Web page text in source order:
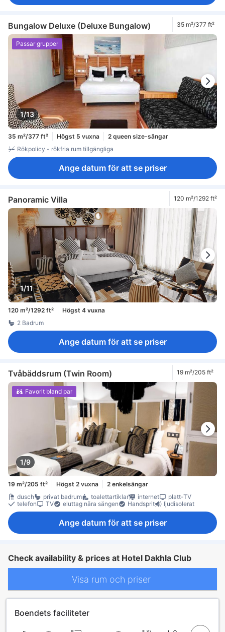
Bungalow Deluxe (Deluxe Bungalow) 35 m²/377 ft²
1/13
Passar grupper
35 m²/377 ft² Högst 5 vuxna
2 queen size-sängar
Rökpolicy - rökfria rum tillgängliga
Ange datum för att se priser
Panoramic Villa 120 m²/1292 ft²
1/11
120 m²/1292 ft²
Högst 4 vuxna
2 Badrum
Ange datum för att se priser
Tvåbäddsrum (Twin Room) 19 m²/205 ft²
1/9
Favorit bland par
19 m²/205 ft² Högst 2 vuxna
2 enkelsängar
dusch
privat badrum toalettartiklar internet
platt-TV
telefon
TV eluttag nära sängen Handsprit ljudisolerat
Ange datum för att se priser
Check availability & prices at Hotel Dakhla Club
Visa rum och priser
Boendets faciliteter